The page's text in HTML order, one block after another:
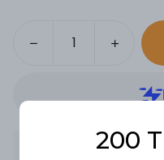
Ürün Açıklaması
200